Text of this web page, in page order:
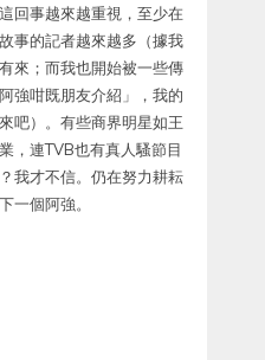
回事越來越重視，至少在
事的記者越來越多（據我
來；而我也開始被一些傳
強咁既朋友介紹」，我的
吧）。有些商界明星如王
，連TVB也有真人騷節目
我才不信。仍在努力耕耘
一個阿強。